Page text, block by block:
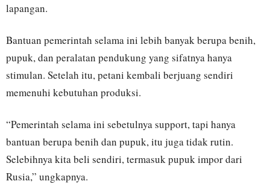
lapangan.
Bantuan pemerintah selama ini lebih banyak berupa benih,
pupuk, dan peralatan pendukung yang sifatnya hanya
stimulan. Setelah itu, petani kembali berjuang sendiri
memenuhi kebutuhan produksi.
“Pemerintah selama ini sebetulnya support, tapi hanya
bantuan berupa benih dan pupuk, itu juga tidak rutin.
Selebihnya kita beli sendiri, termasuk pupuk impor dari
Rusia,” ungkapnya.